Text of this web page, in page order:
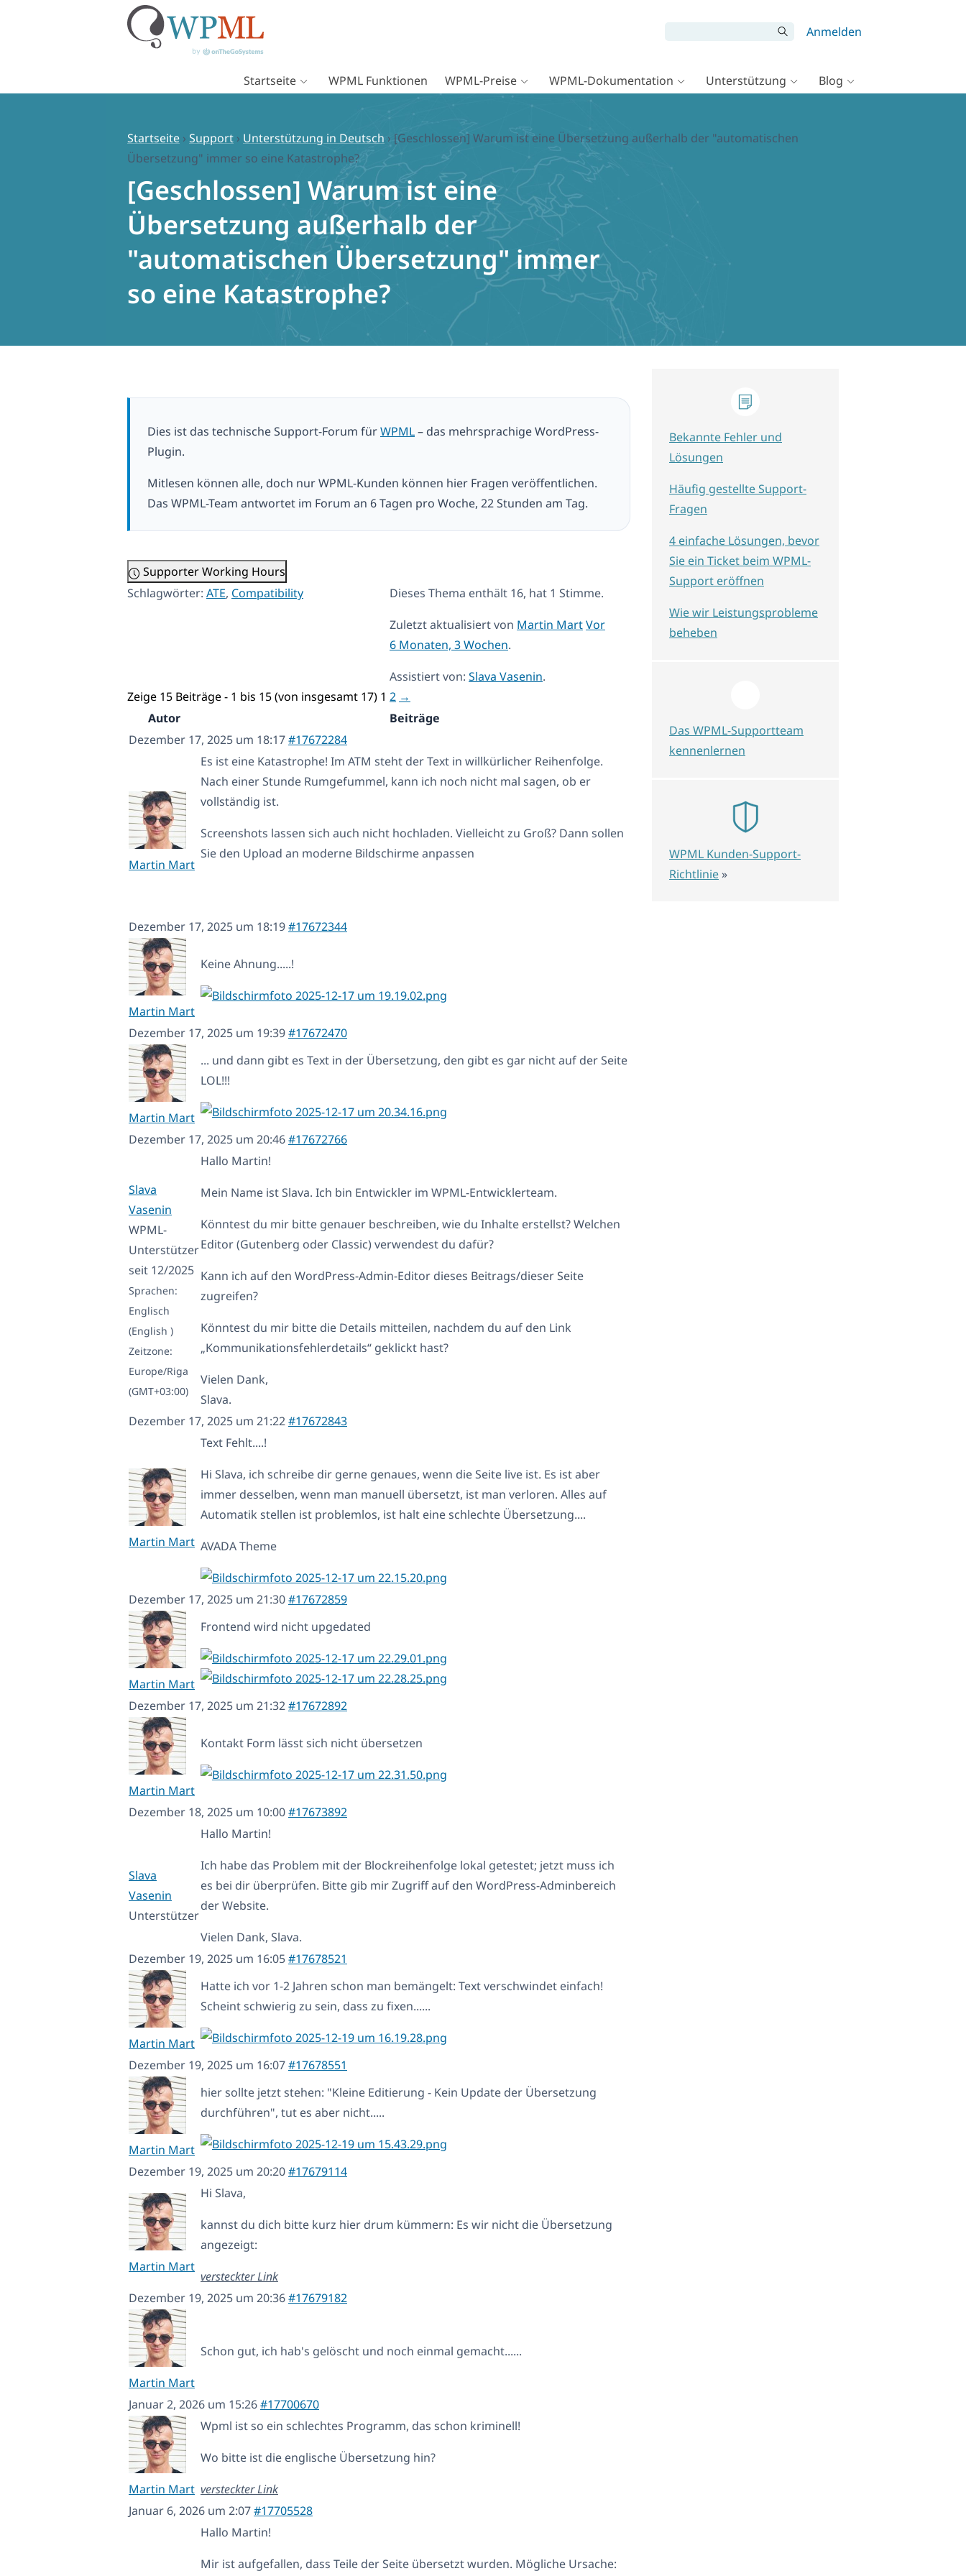
Anmelden
Startseite WPML Funktionen WPML-Preise WPML-Dokumentation Unterstützung Blog
Startseite › Support › Unterstützung in Deutsch › [Geschlossen] Warum ist eine Übersetzung außerhalb der "automatischen
Übersetzung" immer so eine Katastrophe?
[Geschlossen] Warum ist eine
Übersetzung außerhalb der
"automatischen Übersetzung" immer
so eine Katastrophe?
Dies ist das technische Support-Forum fürWPML– das mehrsprachige WordPress-
Plugin.
Mitlesen können alle, doch nur WPML-Kunden können hier Fragen veröffentlichen.
Das WPML-Team antwortet im Forum an 6 Tagen pro Woche, 22 Stunden am Tag.
Supporter Working Hours
Schlagwörter: ATE, Compatibility
Dieses Thema enthält 16, hat 1 Stimme.
Zuletzt aktualisiert von Martin MartVor
6 Monaten, 3 Wochen.
Assistiert von: Slava Vasenin.
Zeige 15 Beiträge - 1 bis 15 (von insgesamt 17) 1 2 →
Autor
Beiträge
Dezember 17, 2025 um 18:17#17672284
Martin Mart
Es ist eine Katastrophe! Im ATM steht der Text in willkürlicher Reihenfolge.
Nach einer Stunde Rumgefummel, kann ich noch nicht mal sagen, ob er
vollständig ist.
Screenshots lassen sich auch nicht hochladen. Vielleicht zu Groß? Dann sollen
Sie den Upload an moderne Bildschirme anpassen
Dezember 17, 2025 um 18:19#17672344
Martin Mart
Keine Ahnung.....!
Dezember 17, 2025 um 19:39#17672470
Martin Mart
... und dann gibt es Text in der Übersetzung, den gibt es gar nicht auf der Seite
LOL!!!
Dezember 17, 2025 um 20:46#17672766
Slava
Vasenin
WPML-
Unterstützer
seit 12/2025
Sprachen:
Englisch
(English )
Zeitzone:
Europe/Riga
(GMT+03:00)
Hallo Martin!
Mein Name ist Slava. Ich bin Entwickler im WPML-Entwicklerteam.
Könntest du mir bitte genauer beschreiben, wie du Inhalte erstellst? Welchen
Editor (Gutenberg oder Classic) verwendest du dafür?
Kann ich auf den WordPress-Admin-Editor dieses Beitrags/dieser Seite
zugreifen?
Könntest du mir bitte die Details mitteilen, nachdem du auf den Link
„Kommunikationsfehlerdetails“ geklickt hast?
Vielen Dank,
Slava.
Dezember 17, 2025 um 21:22#17672843
Martin Mart
Text Fehlt....!
Hi Slava, ich schreibe dir gerne genaues, wenn die Seite live ist. Es ist aber
immer desselben, wenn man manuell übersetzt, ist man verloren. Alles auf
Automatik stellen ist problemlos, ist halt eine schlechte Übersetzung....
AVADA Theme
Dezember 17, 2025 um 21:30#17672859
Martin Mart
Frontend wird nicht upgedated
Dezember 17, 2025 um 21:32#17672892
Martin Mart
Kontakt Form lässt sich nicht übersetzen
Dezember 18, 2025 um 10:00#17673892
Slava
Vasenin
Unterstützer
Hallo Martin!
Ich habe das Problem mit der Blockreihenfolge lokal getestet; jetzt muss ich
es bei dir überprüfen. Bitte gib mir Zugriff auf den WordPress-Adminbereich
der Website.
Vielen Dank, Slava.
Dezember 19, 2025 um 16:05#17678521
Martin Mart
Hatte ich vor 1-2 Jahren schon man bemängelt: Text verschwindet einfach!
Scheint schwierig zu sein, dass zu fixen......
Dezember 19, 2025 um 16:07#17678551
Martin Mart
hier sollte jetzt stehen: "Kleine Editierung - Kein Update der Übersetzung
durchführen", tut es aber nicht.....
Dezember 19, 2025 um 20:20#17679114
Martin Mart
Hi Slava,
kannst du dich bitte kurz hier drum kümmern: Es wir nicht die Übersetzung
angezeigt:
versteckter Link
Dezember 19, 2025 um 20:36#17679182
Martin Mart
Schon gut, ich hab's gelöscht und noch einmal gemacht......
Januar 2, 2026 um 15:26#17700670
Martin Mart
Wpml ist so ein schlechtes Programm, das schon kriminell!
Wo bitte ist die englische Übersetzung hin?
versteckter Link
Januar 6, 2026 um 2:07#17705528
Hallo Martin!
Mir ist aufgefallen, dass Teile der Seite übersetzt wurden. Mögliche Ursache:
Bekannte Fehler und
Lösungen
Häufig gestellte Support-
Fragen
4 einfache Lösungen, bevor
Sie ein Ticket beim WPML-
Support eröffnen
Wie wir Leistungsprobleme
beheben
Das WPML-Supportteam
kennenlernen
WPML Kunden-Support-
Richtlinie »